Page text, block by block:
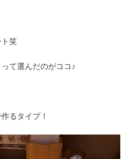
笑
て選んだのがココ♪
るタイプ！